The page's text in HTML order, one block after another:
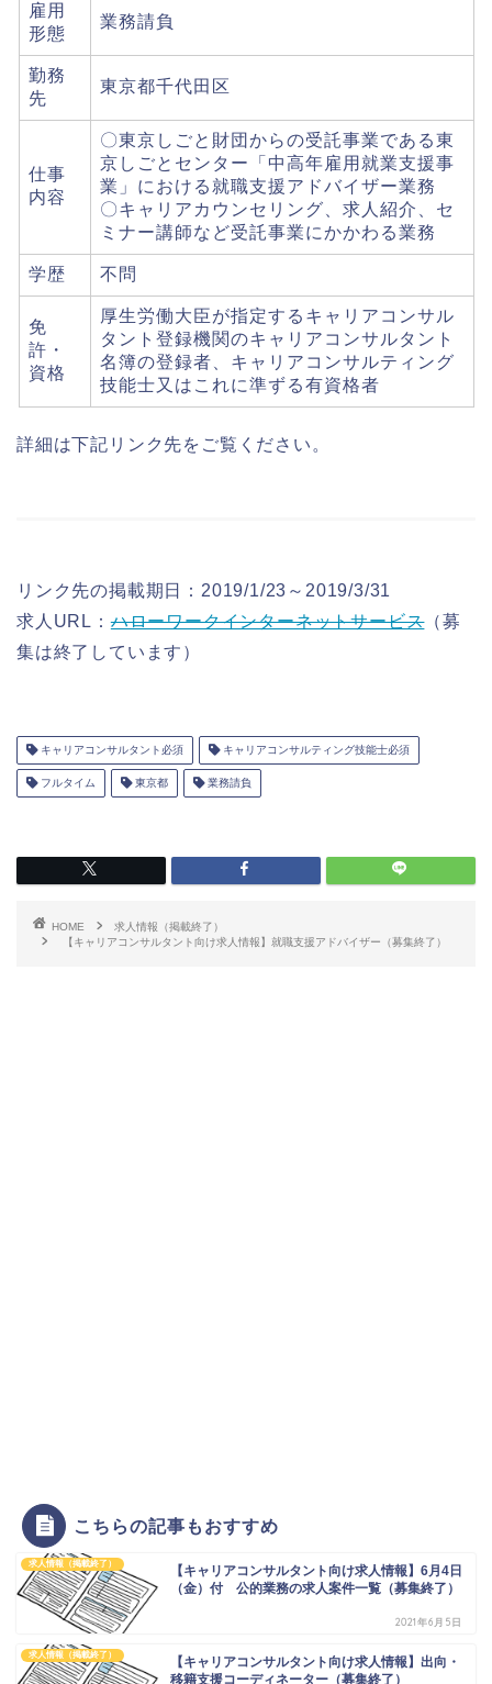
雇用
形態
業務請負
勤務
先
東京都千代田区
仕事
内容
〇東京しごと財団からの受託事業である東
京しごとセンター「中高年雇用就業支援事
業」における就職支援アドバイザー業務
〇キャリアカウンセリング、求人紹介、セ
ミナー講師など受託事業にかかわる業務
学歴 不問
免
許・
資格
厚生労働大臣が指定するキャリアコンサル
タント登録機関のキャリアコンサルタント
名簿の登録者、キャリアコンサルティング
技能士又はこれに準ずる有資格者
詳細は下記リンク先をご覧ください。
リンク先の掲載期日：2019/1/23～2019/3/31
求人URL：ハローワークインターネットサービス（募
集は終了しています）
キャリアコンサルタント必須 キャリアコンサルティング技能士必須
フルタイム 東京都 業務請負
HOME
求人情報（掲載終了）
【キャリアコンサルタント向け求人情報】就職支援アドバイザー（募集終了）
こちらの記事もおすすめ
求人情報（掲載終了）
【キャリアコンサルタント向け求人情報】6月4日
（金）付 公的業務の求人案件一覧（募集終了）
2021年6月5日
求人情報（掲載終了）
【キャリアコンサルタント向け求人情報】出向・
移籍支援コーディネーター（募集終了）